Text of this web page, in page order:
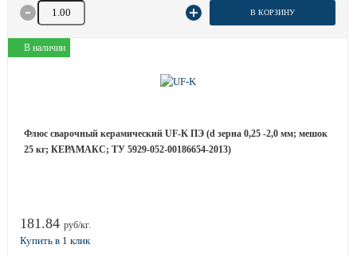
Количество товара В КОРЗИНУ
В наличии
Флюс сварочный керамический UF-K ПЭ (d зерна 0,25 -2,0 мм; мешок
25 кг; КЕРАМАКС; ТУ 5929-052-00186654-2013)
181.84 руб/кг.